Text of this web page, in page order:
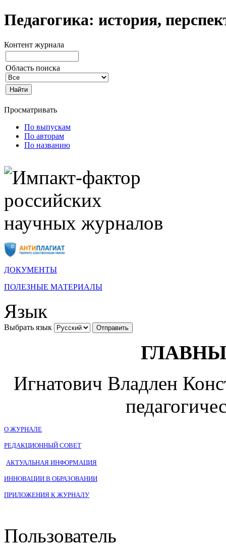
Педагогика: история,
Контент журнала
Область поиска
Просматривать
По выпускам
По авторам
По названию
ДОКУМЕНТЫ
ПОЛЕЗНЫЕ МАТЕРИАЛЫ
Язык
Выбрать язык
Игнатович Владлен
О ЖУРНАЛЕ
РЕДАКЦИОННЫЙ СОВЕТ
АКТУАЛЬНАЯ ИНФОРМАЦИЯ
ИННОВАЦИИ В ОБРАЗОВАНИИ
ПРИЛОЖЕНИЯ К ЖУРНАЛУ
Пользователь